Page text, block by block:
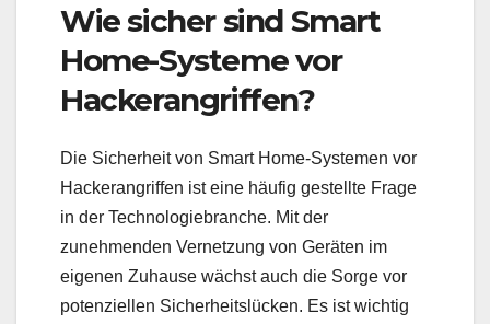
Wie sicher sind Smart
Home-Systeme vor
Hackerangriffen?
Die Sicherheit von Smart Home-Systemen vor
Hackerangriffen ist eine häufig gestellte Frage
in der Technologiebranche. Mit der
zunehmenden Vernetzung von Geräten im
eigenen Zuhause wächst auch die Sorge vor
potenziellen Sicherheitslücken. Es ist wichtig